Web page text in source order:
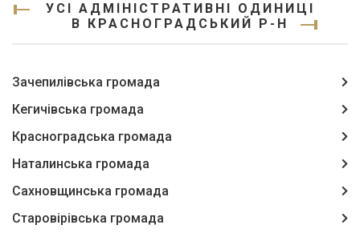
УСІ АДМІНІСТРАТИВНІ ОДИНИЦІ
В КРАСНОГРАДСЬКИЙ Р-Н
Зачепилівська громада
Кегичівська громада
Красноградська громада
Наталинська громада
Сахновщинська громада
Старовірівська громада